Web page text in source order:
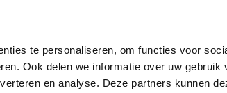
te personaliseren, om functies voor
Ook delen we informatie over uw gebruik
en analyse. Deze partners kunnen